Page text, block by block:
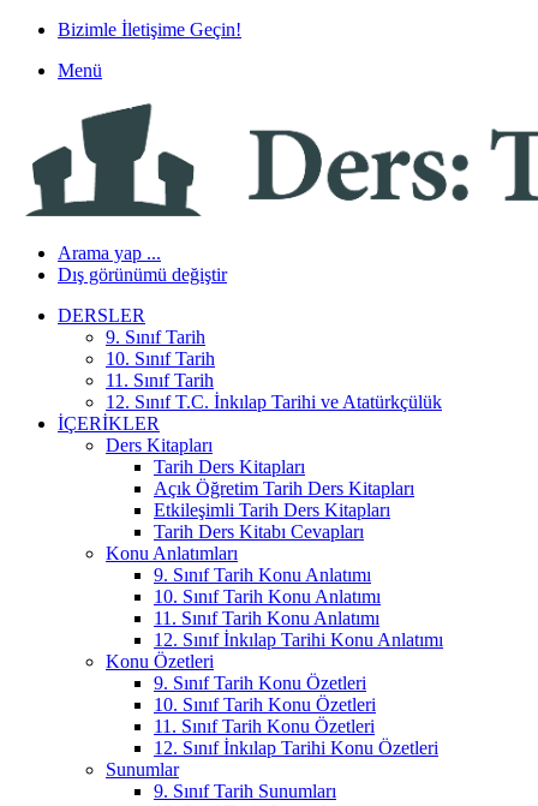
Bizimle İletişime Geçin!
Menü
Arama yap ...
Dış görünümü değiştir
DERSLER
9. Sınıf Tarih
10. Sınıf Tarih
11. Sınıf Tarih
12. Sınıf T.C. İnkılap Tarihi ve Atatürkçülük
İÇERIKLER
Ders Kitapları
Tarih Ders Kitapları
Açık Öğretim Tarih Ders Kitapları
Etkileşimli Tarih Ders Kitapları
Tarih Ders Kitabı Cevapları
Konu Anlatımları
9. Sınıf Tarih Konu Anlatımı
10. Sınıf Tarih Konu Anlatımı
11. Sınıf Tarih Konu Anlatımı
12. Sınıf İnkılap Tarihi Konu Anlatımı
Konu Özetleri
9. Sınıf Tarih Konu Özetleri
10. Sınıf Tarih Konu Özetleri
11. Sınıf Tarih Konu Özetleri
12. Sınıf İnkılap Tarihi Konu Özetleri
Sunumlar
9. Sınıf Tarih Sunumları